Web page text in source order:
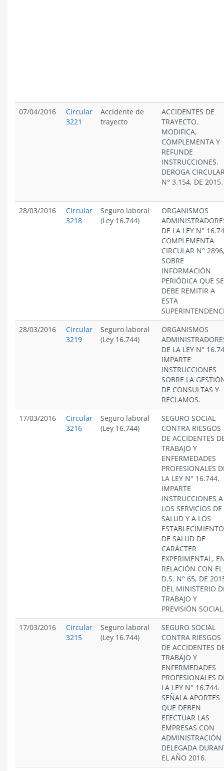
07/04/2016
Circular
3221
Accidente de
trayecto
ACCIDENTES DE
TRAYECTO.
MODIFICA,
COMPLEMENTA Y
REFUNDE
INSTRUCCIONES.
DEROGA
N° 3.154, DE 2015.
28/03/2016
Circular
3218
Seguro laboral
(Ley 16.744)
ORGANISMOS
DE LA LEY N°
COMPLEMENTA
CIRCULAR N°
SOBRE
INFORMACIÓN
PERIÓDICA QUE SE
DEBE REMITIR A
ESTA
28/03/2016
Circular
3219
Seguro laboral
(Ley 16.744)
ORGANISMOS
DE LA LEY N°
IMPARTE
INSTRUCCIONES
SOBRE LA
DE CONSULTAS Y
RECLAMOS.
17/03/2016
Circular
3216
Seguro laboral
(Ley 16.744)
SEGURO SOCIAL
CONTRA RIESGOS
DE ACCIDENTES
TRABAJO Y
ENFERMEDADES
PROFESIONALES
LA LEY N° 16.744.
IMPARTE
INSTRUCCIONES A
LOS SERVICIOS DE
SALUD Y A LOS
DE SALUD DE
CARÁCTER
EXPERIMENTAL,
RELACIÓN CON EL
D.S. N° 65, DE
DEL MINISTERIO
TRABAJO Y
PREVISIÓN
17/03/2016
Circular
3215
Seguro laboral
(Ley 16.744)
SEGURO SOCIAL
CONTRA RIESGOS
DE ACCIDENTES
TRABAJO Y
ENFERMEDADES
PROFESIONALES
LA LEY N° 16.744.
SEÑALA APORTES
QUE DEBEN
EFECTUAR LAS
EMPRESAS CON
ADMINISTRACIÓN
DELEGADA
EL AÑO 2016.